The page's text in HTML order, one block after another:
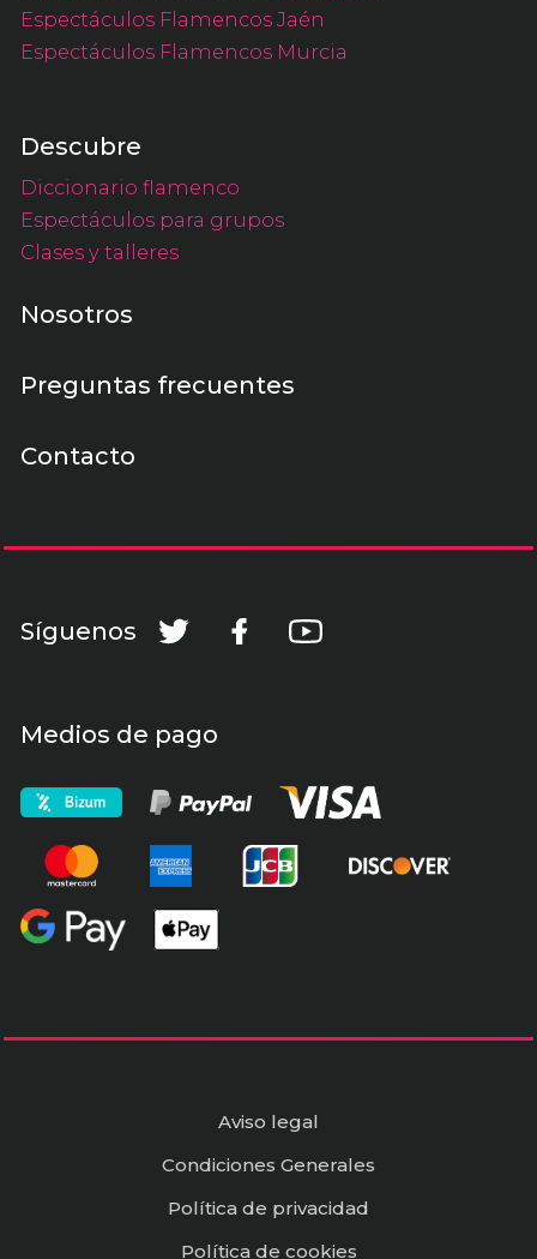
Espectáculos Flamencos Jaén
Espectáculos Flamencos Murcia
Descubre
Diccionario flamenco
Espectáculos para grupos
Clases y talleres
Nosotros
Preguntas frecuentes
Contacto
Síguenos
Medios de pago
Aviso legal
Condiciones Generales
Política de privacidad
Política de cookies